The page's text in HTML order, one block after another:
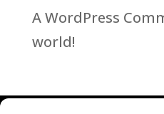
A WordPress
world!